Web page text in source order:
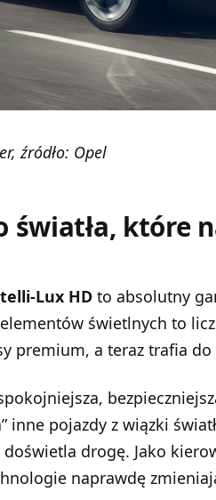
źródło: Opel
światła, które
Lux HD to absolutny
świetlnych to
premium, a teraz trafia do
inne pojazdy z wiązki
drogę. Jako
naprawdę